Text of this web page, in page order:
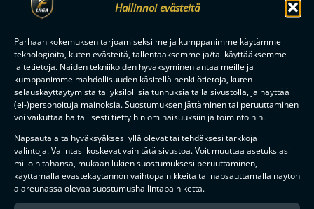
Hallinnoi evästeitä
Parhaan kokemuksen tarjoamiseksi me ja kumppanimme käytämme
teknologioita, kuten evästeitä, tallentaaksemme ja/tai käyttääksemme
laitetietoja. Näiden tekniikoiden hyväksyminen antaa meille ja
kumppanimme mahdollisuuden käsitellä henkilötietoja, kuten
selauskäyttäytymistä tai yksilöllisiä tunnuksia tällä sivustolla, ja näyttää
(ei-)personoituja mainoksia. Suostumuksen jättäminen tai peruuttaminen
voi vaikuttaa haitallisesti tiettyihin ominaisuuksiin ja toimintoihin.
Napsauta alta hyväksyäksesi yllä olevat tai tehdäksesi tarkkoja
valintoja. Valintasi koskevat vain tätä sivustoa. Voit muuttaa asetuksiasi
milloin tahansa, mukaan lukien suostumuksesi peruuttaminen,
käyttämällä evästekäytännön vaihtopainikkeita tai napsauttamalla näytön
alareunassa olevaa suostumushallintapainiketta.